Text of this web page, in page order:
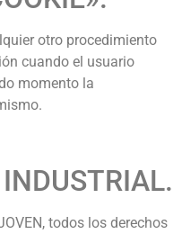
otro procedimiento
cuando el usuario
momento la
todos los derechos